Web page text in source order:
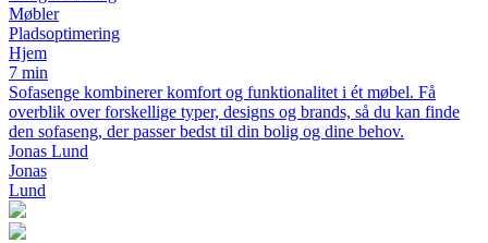
Møbler
Pladsoptimering
Hjem
7 min
Sofasenge kombinerer komfort og funktionalitet i ét møbel. Få
overblik over forskellige typer, designs og brands, så du kan finde
den sofaseng, der passer bedst til din bolig og dine behov.
Jonas Lund
Jonas
Lund